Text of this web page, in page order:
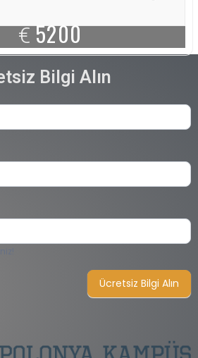
€5200
Bilgi Alın
Ücretsiz Bilgi Alın